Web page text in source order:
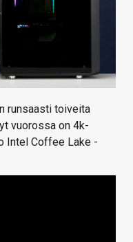
runsaasti toiveita
vuorossa on 4k-
Intel Coffee Lake -